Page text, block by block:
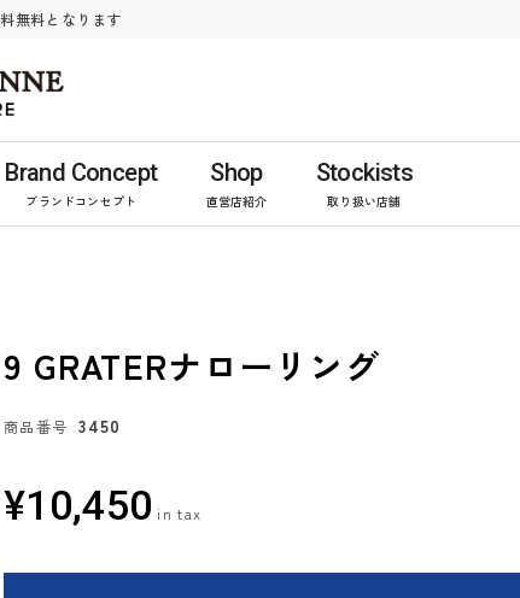
無料となります
Brand Concept
ブランドコンセプト
Shop
直営店紹介
Stockists
取り扱い店舗
9 GRATERナローリング
商品番号 3450
¥10,450